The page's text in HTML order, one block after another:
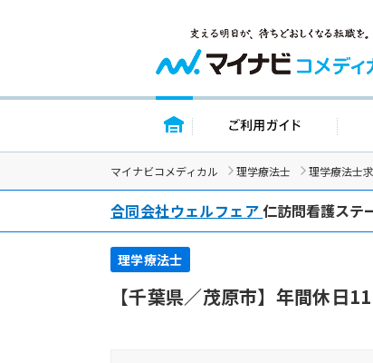
トップページ ご利用ガ
マイナビコメディカル 理学療法士 理学療法士
合同会社ウェルフェア仁訪問看護ステ
理学療法士
【千葉県／茂原市】年間休日